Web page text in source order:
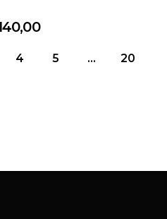
4 5 … 20